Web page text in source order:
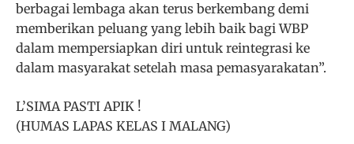
berbagai lembaga akan terus berkembang demi
memberikan peluang yang lebih baik bagi WBP
dalam mempersiapkan diri untuk reintegrasi ke
dalam masyarakat setelah masa pemasyarakatan”.
L’SIMA PASTI APIK !
(HUMAS LAPAS KELAS I MALANG)